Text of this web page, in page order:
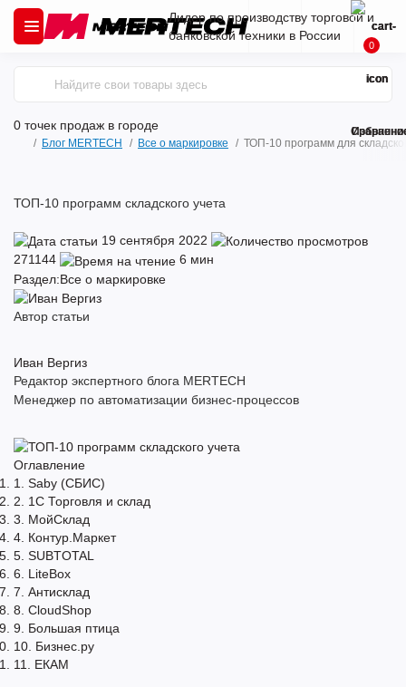
Лидер по производству торговой и
банковской техники в России
0 точек продаж в городе
0
Блог MERTECH Все о маркировке ТОП-10 программ для
ТОП-10 программ складского учета
19 сентября 2022
271144
6 мин
Раздел:Все о маркировке
Автор статьи
Иван Вергиз
Редактор экспертного блога MERTECH
Менеджер по автоматизации бизнес-процессов
Оглавление
1. Saby (СБИС)
2. 1С Торговля и склад
3. МойСклад
4. Контур.Маркет
5. SUBTOTAL
6. LiteBox
7. Антисклад
8. CloudShop
9. Большая птица
10. Бизнес.ру
11. ЕКАМ